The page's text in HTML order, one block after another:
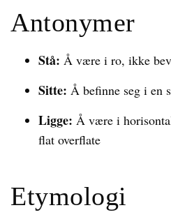
Antonymer
Stå: Å være i ro, ikke
Sitte: Å befinne seg i en
Ligge: Å være i
flat overflate
Etymologi